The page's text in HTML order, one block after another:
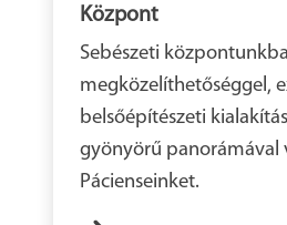
Központ
Sebészeti
megközelíthetőséggel,
belsőépítészeti
gyönyörű panorámával
Pácienseinket.